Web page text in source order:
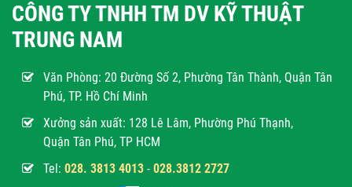
CÔNG TY TNHH TM DV KỸ THUẬT
TRUNG NAM
Văn Phòng: 20 Đường Số 2, Phường Tân Thành, Quận Tân
Phú, TP. Hồ Chí Minh
Xưởng sản xuất: 128 Lê Lâm, Phường Phú Thạnh,
Quận Tân Phú, TP HCM
Tel: 028. 3813 4013 - 028.3812 2727